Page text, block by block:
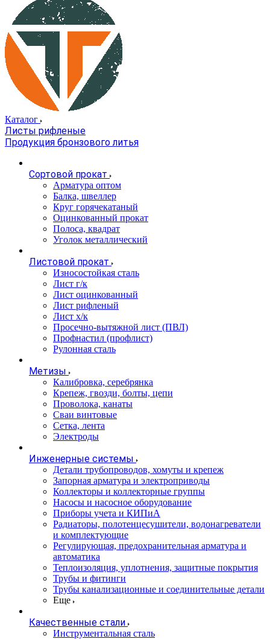
Каталог
Листы рифленые
Продукция бронзового литья
Сортовой прокат
Арматура оптом
Балка, швеллер
Круг горячекатаный
Оцинкованный прокат
Полоса, квадрат
Уголок металлический
Листовой прокат
Износостойкая сталь
Лист г/к
Лист оцинкованный
Лист рифленый
Лист х/к
Просечно-вытяжной лист (ПВЛ)
Профнастил (профлист)
Рулонная сталь
Метизы
Калибровка, серебрянка
Крепеж, гвозди, болты, цепи
Проволока, канаты
Сваи винтовые
Сетка, лента
Электроды
Инженерные системы
Детали трубопроводов, хомуты и крепеж
Запорная арматура и электроприводы
Коллекторы и коллекторные группы
Насосы и насосное оборудование
Приборы учета и КИПиА
Радиаторы, полотенцесушители, водонагреватели
и комплектующие
Регулирующая, предохранительная арматура и
автоматика
Теплоизоляция, уплотнения, защитные покрытия
Трубы и фитинги
Трубы канализационные и соединительные детали
Еще
Качественные стали
Инструментальная сталь